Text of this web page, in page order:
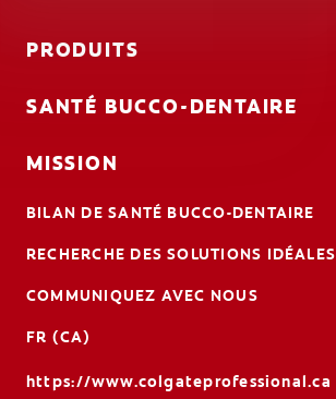
PRODUITS
SANTÉ BUCCO-DENTAIRE
MISSION
BILAN DE SANTÉ BUCCO-DENTAIRE
RECHERCHE DES SOLUTIONS IDÉALES
COMMUNIQUEZ AVEC NOUS
FR (CA)
https://www.colgateprofessional.ca